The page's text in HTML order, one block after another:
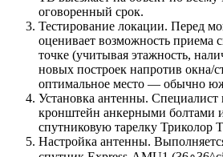
оговоренный срок.
Тестирование локации. Перед
оценивает возможность приема
точке (учитывая этажность,
новых построек напротив окна/
оптимальное место — обычно
Установка антенны. Специалист
кронштейн анкерными болтами
спутниковую тарелку Триколор
Настройка антенны.